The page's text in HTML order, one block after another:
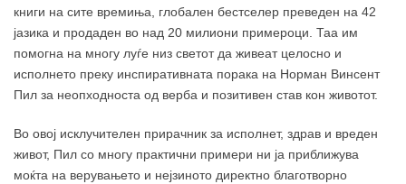
книги на сите времиња, глобален бестселер преведен на 42
јазика и продаден во над 20 милиони примероци. Таа им
помогна на многу луѓе низ светот да живеат целосно и
исполнето преку инспиративната порака на Норман Винсент
Пил за неопходноста од верба и позитивен став кон животот.
Во овој исклучителен прирачник за исполнет, здрав и вреден
живот, Пил со многу практични примери ни ја приближува
моќта на верувањето и нејзиното директно благотворно